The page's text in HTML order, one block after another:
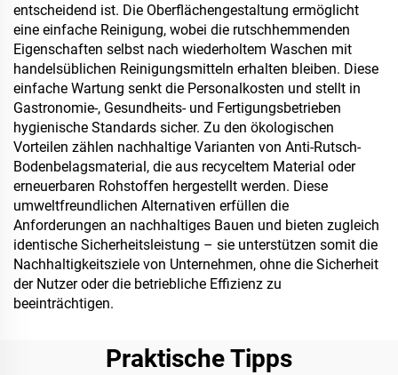
entscheidend ist. Die Oberflächengestaltung ermöglicht
eine einfache Reinigung, wobei die rutschhemmenden
Eigenschaften selbst nach wiederholtem Waschen mit
handelsüblichen Reinigungsmitteln erhalten bleiben. Diese
einfache Wartung senkt die Personalkosten und stellt in
Gastronomie-, Gesundheits- und Fertigungsbetrieben
hygienische Standards sicher. Zu den ökologischen
Vorteilen zählen nachhaltige Varianten von Anti-Rutsch-
Bodenbelagsmaterial, die aus recyceltem Material oder
erneuerbaren Rohstoffen hergestellt werden. Diese
umweltfreundlichen Alternativen erfüllen die
Anforderungen an nachhaltiges Bauen und bieten zugleich
identische Sicherheitsleistung – sie unterstützen somit die
Nachhaltigkeitsziele von Unternehmen, ohne die Sicherheit
der Nutzer oder die betriebliche Effizienz zu
beeinträchtigen.
Praktische Tipps